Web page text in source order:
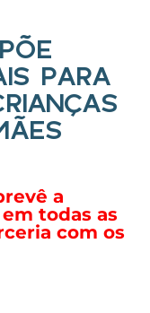
PARA
a
todas as
com os